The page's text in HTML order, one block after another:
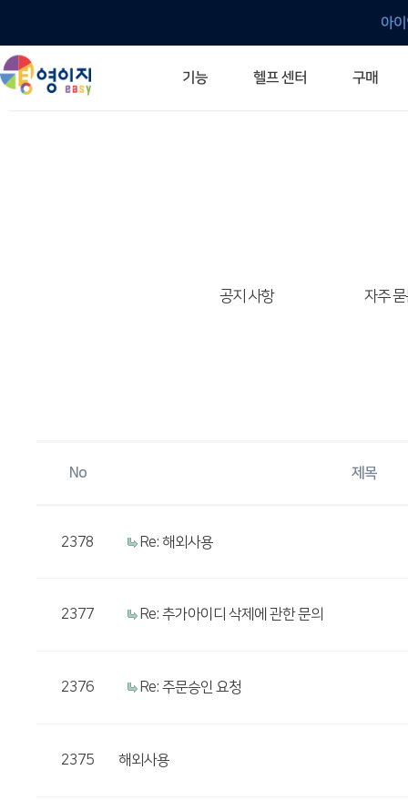
아
기능 헬프 센터 구매
공지 사항 자주
No 제목
2378 Re: 해외사용
2377 Re: 추가아이디 삭제에 관한 문의
2376 Re: 주문승인 요청
2375 해외사용